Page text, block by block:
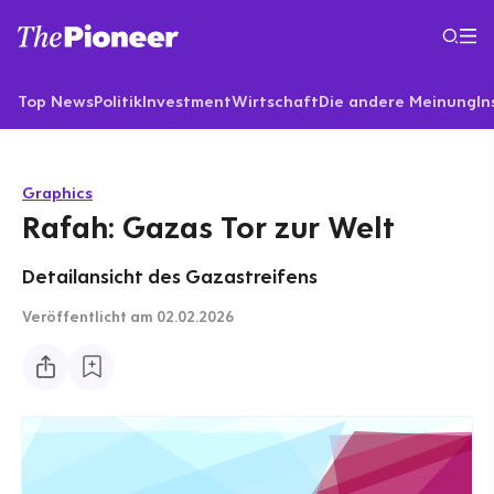
Top NewsPolitikInvestmentWirtschaftDie andere Meinung
Graphics
Rafah: Gazas Tor zur Welt
Detailansicht des Gazastreifens
Veröffentlicht am 02.02.2026